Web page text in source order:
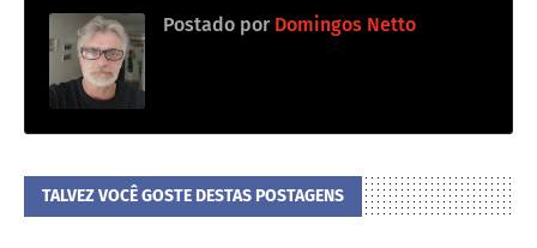
Postado por Domingos Netto
TALVEZ VOCÊ GOSTE DESTAS POSTAGENS